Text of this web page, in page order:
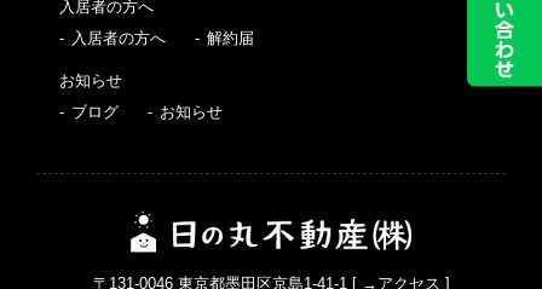
入居者の方へ
入居者の方へ
解約届
お知らせ
ブログ
お知らせ
〒131-0046 東京都墨田区京島1-41-1 [ →アクセス ]